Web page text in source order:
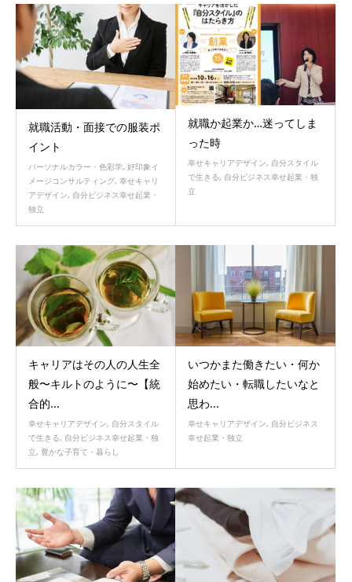
就職活動・面接での服装ポ
イント
パーソナルカラー・色彩学, 好印象イ
メージコンサルティング, 幸せキャリ
アデザイン, 自分ビジネス幸せ起業・
独立
就職か起業か…迷ってしま
った時
幸せキャリアデザイン, 自分スタイル
で生きる, 自分ビジネス幸せ起業・独
立
キャリアはその人の人生全
般〜キルトのように〜【統
合的...
幸せキャリアデザイン, 自分スタイル
で生きる, 自分ビジネス幸せ起業・独
立, 豊かな子育て・暮らし
いつかまた働きたい・何か
始めたい・転職したいなと
思わ...
幸せキャリアデザイン, 自分ビジネス
幸せ起業・独立